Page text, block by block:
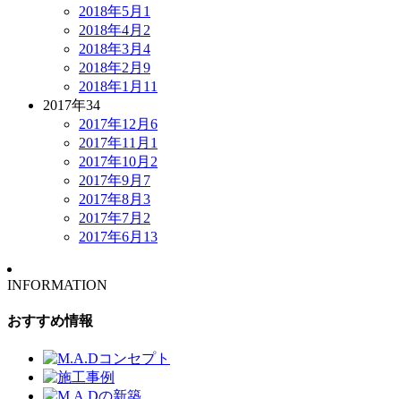
2018年5月 1
2018年4月 2
2018年3月 4
2018年2月 9
2018年1月 11
2017年34
2017年12月 6
2017年11月 1
2017年10月 2
2017年9月 7
2017年8月 3
2017年7月 2
2017年6月 13
INFORMATION
おすすめ情報